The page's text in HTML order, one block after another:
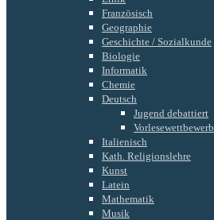
Französisch
Geographie
Geschichte / Sozialkunde
Biologie
Informatik
Chemie
Deutsch
Jugend debattiert
Vorlesewettbewerb
Italienisch
Kath. Religionslehre
Kunst
Latein
Mathematik
Musik